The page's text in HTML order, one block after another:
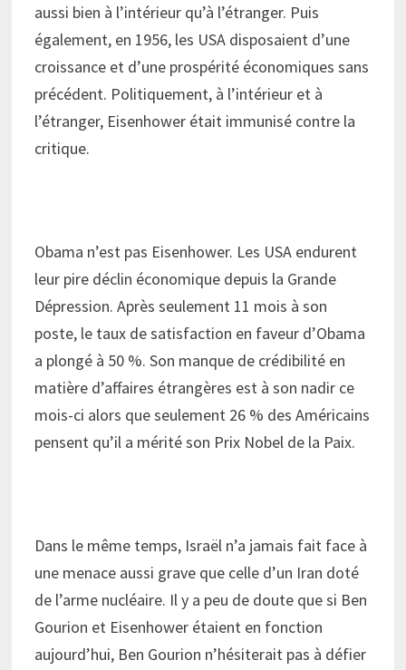
aussi bien à l’intérieur qu’à l’étranger. Puis
également, en 1956, les USA disposaient d’une
croissance et d’une prospérité économiques sans
précédent. Politiquement, à l’intérieur et à
l’étranger, Eisenhower était immunisé contre la
critique.
Obama n’est pas Eisenhower. Les USA endurent
leur pire déclin économique depuis la Grande
Dépression. Après seulement 11 mois à son
poste, le taux de satisfaction en faveur d’Obama
a plongé à 50 %. Son manque de crédibilité en
matière d’affaires étrangères est à son nadir ce
mois-ci alors que seulement 26 % des Américains
pensent qu’il a mérité son Prix Nobel de la Paix.
Dans le même temps, Israël n’a jamais fait face à
une menace aussi grave que celle d’un Iran doté
de l’arme nucléaire. Il y a peu de doute que si Ben
Gourion et Eisenhower étaient en fonction
aujourd’hui, Ben Gourion n’hésiterait pas à défier